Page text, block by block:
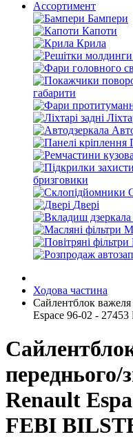
Ассортимент
Бампери
Капоти
Крила
габарити
бризговики
Двері
Ходова частина
Сайлентблок важеля
Espace 96-02 -
переднього/
Renault
FEBI